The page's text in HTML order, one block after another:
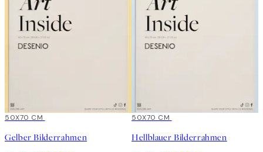
15%*
50X70 CM
Gelber Bilderrahmen
15%*
50X70 CM
Hellblauer Bilderrahmen